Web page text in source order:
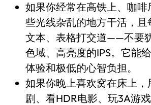
如果你经常在高铁上、咖啡
些光线杂乱的地方干活，且
文本、表格打交道——不要
色域、高亮度的IPS。它能
体验和极低的心智负担。
如果你晚上喜欢窝在床上，
剧、看HDR电影、玩3A游